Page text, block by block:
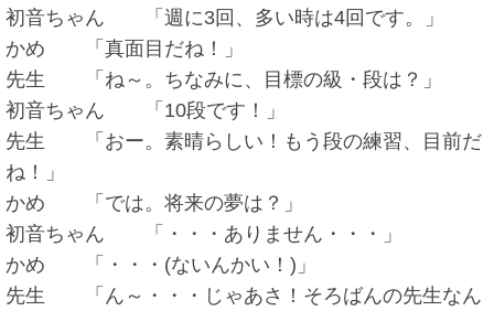
初音ちゃん 「週に3回、多い時は4回です。」
かめ 「真面目だね！」
先生 「ね～。ちなみに、目標の級・段は？」
初音ちゃん 「10段です！」
先生 「おー。素晴らしい！もう段の練習、目前だ
ね！」
かめ 「では。将来の夢は？」
初音ちゃん 「・・・ありません・・・」
かめ 「・・・(ないんかい！)」
先生 「ん～・・・じゃあさ！そろばんの先生なん